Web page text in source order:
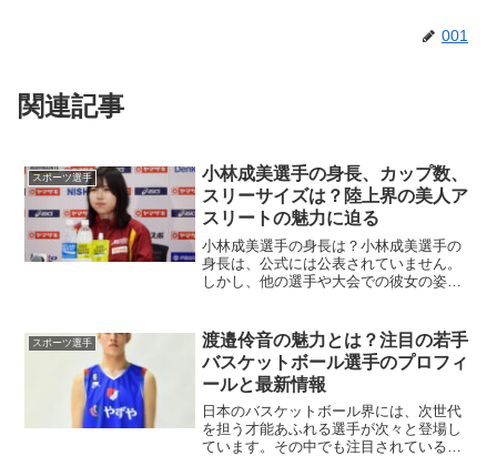
001
関連記事
スポーツ選手
小林成美選手の身長、カップ数、
スリーサイズは？陸上界の美人ア
スリートの魅力に迫る
小林成美選手の身長は？小林成美選手の
身長は、公式には公表されていません。
しかし、他の選手や大会での彼女の姿か
ありながらも、強力で力強い走りを見せ
る彼女の姿は、多くの...
スポーツ選手
渡邉伶音の魅力とは？注目の若手
バスケットボール選手のプロフィ
ールと最新情報
日本のバスケットボール界には、次世代
を担う才能あふれる選手が次々と登場し
ています。その中でも注目されているの